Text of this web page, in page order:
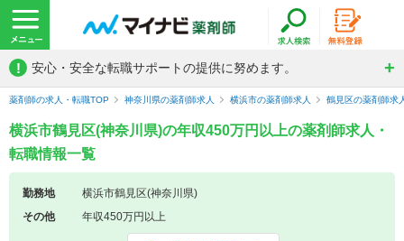
! 安心・安全な転職サポートの提供に努めます。
薬剤師の求人・転職TOP 神奈川県の薬剤師求人 横浜市の薬剤師求人 鶴見区の薬剤師求
横浜市鶴見区(神奈川県)の年収450万円以上の薬剤師求人・
転職情報一覧
勤務地
横浜市鶴見区(神奈川県)
その他
年収450万円以上